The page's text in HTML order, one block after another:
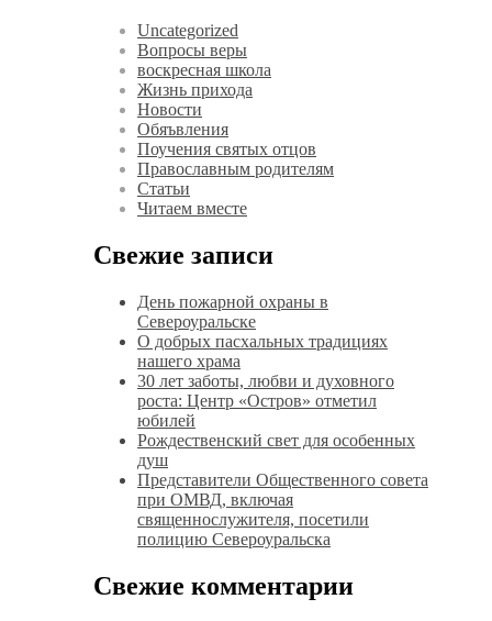
Uncategorized
Вопросы веры
воскресная школа
Жизнь прихода
Новости
Обяъвления
Поучения святых отцов
Православным родителям
Статьи
Читаем вместе
Свежие записи
День пожарной охраны в
Североуральске
О добрых пасхальных традициях
нашего храма
30 лет заботы, любви и духовного
роста: Центр «Остров» отметил
юбилей
Рождественский свет для особенных
душ
Представители Общественного совета
при ОМВД, включая
священнослужителя, посетили
полицию Североуральска
Свежие комментарии